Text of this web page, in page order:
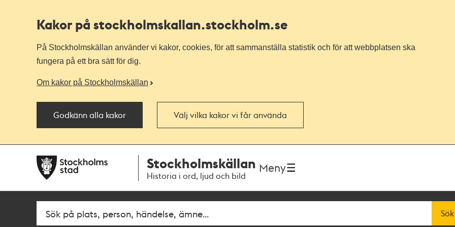
Kakor på stockholmskallan.stockholm.se
På Stockholmskällan använder vi kakor, cookies, för att sammanställa statistik och för att webbplatsen ska
fungera på ett bra sätt för dig.
Om kakor på Stockholmskällan
Godkänn alla kakor Välj vilka kakor vi får använda
navigationen
huvudinnehållet
Stockholmskällan
Historia i ord, ljud och bild
Meny
Fritextsök Sök